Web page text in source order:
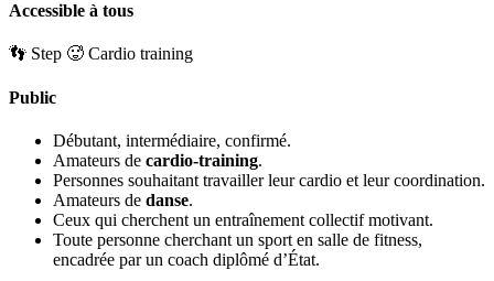
Accessible à tous
👣 Step 🥵 Cardio training
Public
Débutant, intermédiaire, confirmé.
Amateurs de cardio-training.
Personnes souhaitant travailler leur cardio et leur coordination.
Amateurs de danse.
Ceux qui cherchent un entraînement collectif motivant.
Toute personne cherchant un sport en salle de fitness,
encadrée par un coach diplômé d’État.